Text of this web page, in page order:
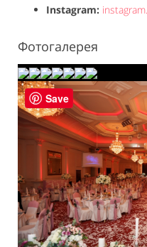
Instagram:
Фотогалерея
Save